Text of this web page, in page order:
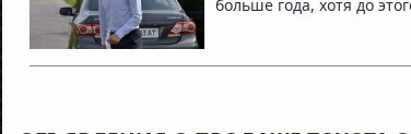
больше года, хотя до